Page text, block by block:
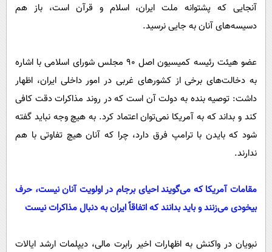
آنجایی که پشتوانه ملت ایران، اسلام و قرآن است، باز هم
دسیسه‌های آنان به جایی نرسید.
عضو هیئت رئیسه کمیسیون اصل ۹۰ مجلس شورای اسلامی با اشاره
به دخالت‌های برخی از کشورهای غربی در امور داخلی ایران، اظهار
داشت: توصیه بنده به دولت آن است که در روند مذاکرات دقت کافی
کند و بداند که به آمریکا نمی‌توان اعتماد کرد. به هیچ وجه نباید گفته
شود که بایدن با ترامپ فرق دارد، چرا که آنان هیچ تفاوتی با هم
ندارند.
مقامات آمریکا که می‌گویند احیای برجام در اولویت آنان نیست، حرف
بیخودی می‌زنند و باید بدانند که اتفاقاً ایران به دنبال مذاکرات نیست
نبویان در واکنش به اظهارات اخیر رابرت مالی، دیپلمات ارشد ایالات